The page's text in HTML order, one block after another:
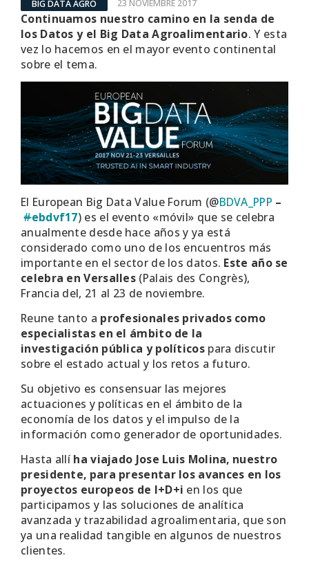
BIG DATA AGRO 23 NOVIEMBRE 2017
Continuamos nuestro camino en la senda de
los Datos y el Big Data Agroalimentario. Y esta
vez lo hacemos en el mayor evento continental
sobre el tema.
El European Big Data Value Forum (@BDVA_PPP –
#ebdvf17) es el evento «móvil» que se celebra
anualmente desde hace años y ya está
considerado como uno de los encuentros más
importante en el sector de los datos. Este año se
celebra en Versalles (Palais des Congrès),
Francia del, 21 al 23 de noviembre.
Reune tanto a profesionales privados como
especialistas en el ámbito de la
investigación pública y políticospara discutir
sobre el estado actual y los retos a futuro.
Su objetivo es consensuar las mejores
actuaciones y políticas en el ámbito de la
economía de los datos y el impulso de la
información como generador de oportunidades.
Hasta allí ha viajado Jose Luis Molina, nuestro
presidente, para presentar los avances en los
proyectos europeos de I+D+i en los que
participamos y las soluciones de analítica
avanzada y trazabilidad agroalimentaria, que son
ya una realidad tangible en algunos de nuestros
clientes.